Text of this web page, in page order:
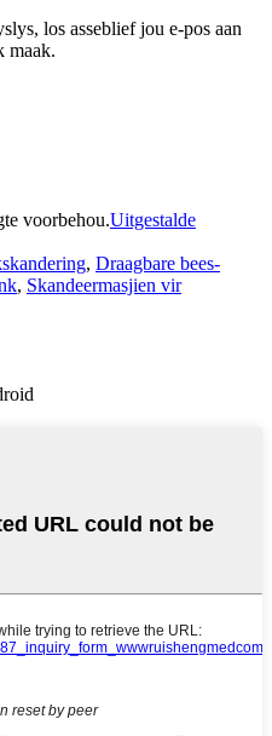
los asseblief jou e-pos aan
maak.
voorbehou.Uitgestalde
, Draagbare bees-
, Skandeermasjien vir